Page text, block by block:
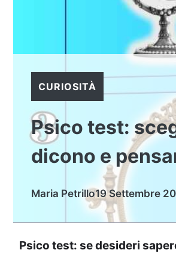
CURIOSITÀ
Psico test:
dicono e
Maria Petrillo19 Settembre
Psico test: se desideri